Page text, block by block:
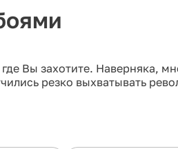
Вы захотите. Наверняка,
резко выхватывать